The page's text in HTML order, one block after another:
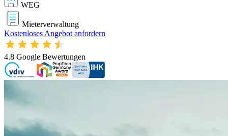
WEG
Mieterverwaltung
Kostenloses Angebot anfordern
4.8 Google Bewertungen